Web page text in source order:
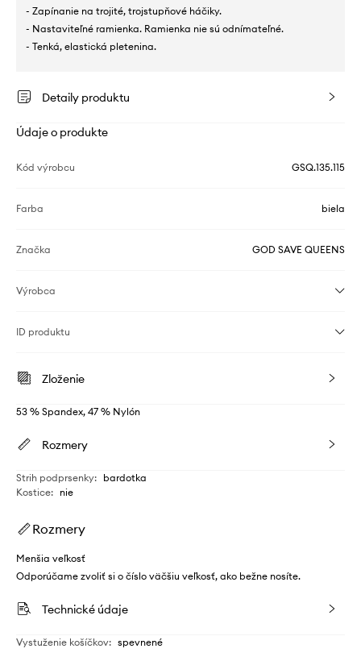
- Zapínanie na trojité, trojstupňové háčiky.
- Nastaviteľné ramienka. Ramienka nie sú odnímateľné.
- Tenká, elastická pletenina.
Detaily produktu
Údaje o produkte
Kód výrobcu GSQ.135.115
Farba biela
Značka GOD SAVE QUEENS
Výrobca
ID produktu
Zloženie
53 % Spandex, 47 % Nylón
Rozmery
Strih podprsenky: bardotka
Kostice: nie
Rozmery
Menšia veľkosť
Odporúčame zvoliť si o číslo väčšiu veľkosť, ako bežne nosíte.
Technické údaje
Vystuženie košíčkov: spevnené